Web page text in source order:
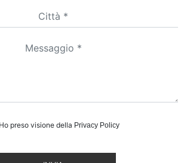
Ho preso visione della Privacy Policy